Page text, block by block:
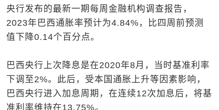
央行发布的最新一期每周金融机构调查报告，
2023年巴西通胀率预计为4.84%，比四周前预测
值下降0.14个百分点。
巴西央行上次降息是在2020年8月，当时基准利率
下调至2%。此后，受本国通胀上升等因素影响，
巴西央行进入加息周期，在连续12次加息后，将基
准利率维持在13.75%。